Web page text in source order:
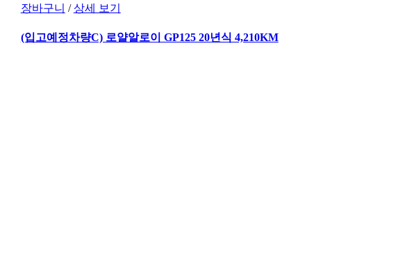
장바구니 / 상세 보기
(입고예정차량C) 로얄알로이 GP125 20년식 4,210KM